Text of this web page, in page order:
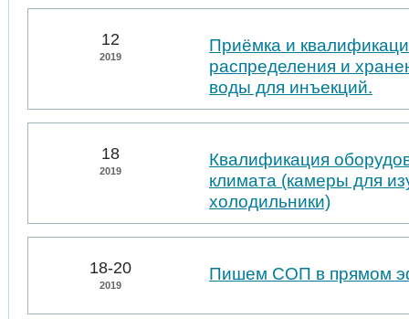
12
2019
Приёмка и
распределения и
воды для инъекций.
18
2019
Квалификация
климата (камеры для
холодильники)
18-20
2019
Пишем СОП в прямом